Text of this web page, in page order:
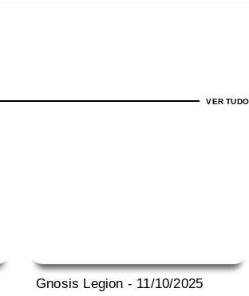
VER TUDO
Gnosis Legion - 11/10/2025